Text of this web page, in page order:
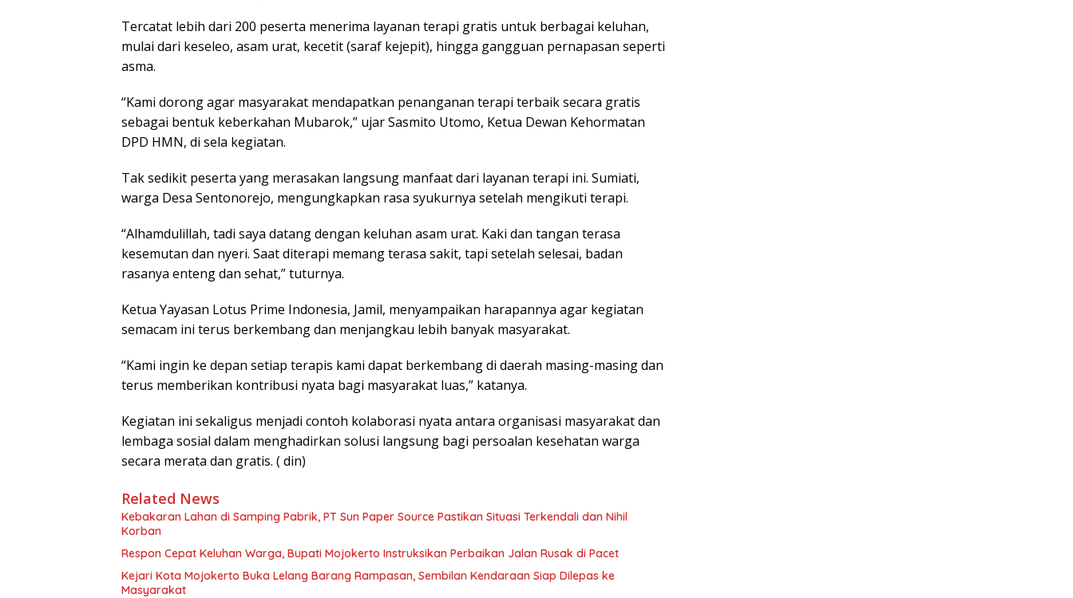
Tercatat lebih dari 200 peserta menerima layanan terapi gratis untuk berbagai keluhan,
mulai dari keseleo, asam urat, kecetit (saraf kejepit), hingga gangguan pernapasan seperti
asma.
“Kami dorong agar masyarakat mendapatkan penanganan terapi terbaik secara gratis
sebagai bentuk keberkahan Mubarok,” ujar Sasmito Utomo, Ketua Dewan Kehormatan
DPD HMN, di sela kegiatan.
Tak sedikit peserta yang merasakan langsung manfaat dari layanan terapi ini. Sumiati,
warga Desa Sentonorejo, mengungkapkan rasa syukurnya setelah mengikuti terapi.
“Alhamdulillah, tadi saya datang dengan keluhan asam urat. Kaki dan tangan terasa
kesemutan dan nyeri. Saat diterapi memang terasa sakit, tapi setelah selesai, badan
rasanya enteng dan sehat,” tuturnya.
Ketua Yayasan Lotus Prime Indonesia, Jamil, menyampaikan harapannya agar kegiatan
semacam ini terus berkembang dan menjangkau lebih banyak masyarakat.
“Kami ingin ke depan setiap terapis kami dapat berkembang di daerah masing-masing dan
terus memberikan kontribusi nyata bagi masyarakat luas,” katanya.
Kegiatan ini sekaligus menjadi contoh kolaborasi nyata antara organisasi masyarakat dan
lembaga sosial dalam menghadirkan solusi langsung bagi persoalan kesehatan warga
secara merata dan gratis. ( din)
Related News
Kebakaran Lahan di Samping Pabrik, PT Sun Paper Source Pastikan Situasi Terkendali dan Nihil
Korban
Respon Cepat Keluhan Warga, Bupati Mojokerto Instruksikan Perbaikan Jalan Rusak di Pacet
Kejari Kota Mojokerto Buka Lelang Barang Rampasan, Sembilan Kendaraan Siap Dilepas ke
Masyarakat